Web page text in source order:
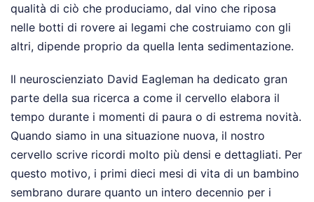
qualità di ciò che produciamo, dal vino che riposa
nelle botti di rovere ai legami che costruiamo con gli
altri, dipende proprio da quella lenta sedimentazione.
Il neuroscienziato David Eagleman ha dedicato gran
parte della sua ricerca a come il cervello elabora il
tempo durante i momenti di paura o di estrema novità.
Quando siamo in una situazione nuova, il nostro
cervello scrive ricordi molto più densi e dettagliati. Per
questo motivo, i primi dieci mesi di vita di un bambino
sembrano durare quanto un intero decennio per i